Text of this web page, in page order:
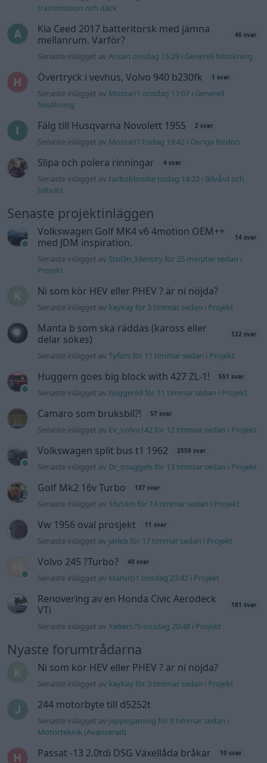
transmission och däck
Kia Ceed 2017 batteritorsk med jämna
mellanrum. Varför?
46 svar
Senaste inlägget avAnsan onsdag 15:29 i Generell felsökning
Övertryck i vevhus, Volvo 940 b230fk 1 svar
Senaste inlägget av Mossan1 onsdag 11:07 i Generell
felsökning
Fälg till Husqvarna Novolett 1955 2 svar
Senaste inlägget av Mossan1 tisdag 19:42 i Övriga fordon
Slipa och polera rinningar 4 svar
Senaste inlägget avturboblondie tisdag 14:22 i Bilvård och
biltvätt
Senaste projektinläggen
Volkswagen Golf MK4 v6 4motion OEM++
med JDM inspiration.
14 svar
Senaste inlägget av Stol3n_Identity för 25 minuter sedan i
Projekt
Ni som kör HEV eller PHEV ? är ni nöjda?
Senaste inlägget av kaykay för 3 timmar sedan i Projekt
Manta b som ska räddas (kaross eller
delar sökes)
122 svar
Senaste inlägget avTyfors för 11 timmar sedan i Projekt
Huggern goes big block with 427 ZL-1! 551 svar
Senaste inlägget av hugger69 för 11 timmar sedan i Projekt
Camaro som bruksbil?! 57 svar
Senaste inlägget av Ev_volvo142 för 12 timmar sedan i Projekt
Volkswagen split bus t1 1962 2559 svar
Senaste inlägget av Dr_snuggels för 13 timmar sedan i Projekt
Golf Mk2 16v Turbo 137 svar
Senaste inlägget av 16vt4m för 14 timmar sedan i Projekt
Vw 1956 oval prosjekt 11 svar
Senaste inlägget av jarleb för 17 timmar sedan i Projekt
Volvo 245 ?Turbo? 40 svar
Senaste inlägget av Marurb1 onsdag 23:42 i Projekt
Renovering av en Honda Civic Aerodeck
VTi
181 svar
Senaste inlägget avXebers76 onsdag 20:48 i Projekt
Nyaste forumtrådarna
Ni som kör HEV eller PHEV ? är ni nöjda?
Senaste inlägget av kaykay för 3 timmar sedan i Projekt
244 motorbyte till d5252t
Senaste inlägget av Jeppegaming för 9 timmar sedan i
Motorteknik (Avancerad)
Passat -13 2.0tdi DSG Växellåda bråkar 10 svar